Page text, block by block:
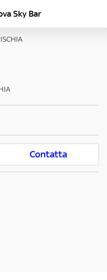
Sky Bar
ISCHIA
Contatta